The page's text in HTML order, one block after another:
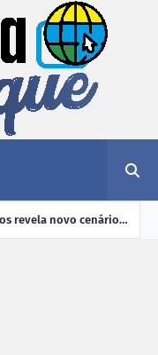
revela novo cenário